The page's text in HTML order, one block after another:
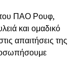
του ΠΑΟ Ρουφ,
και ομαδικό
απαιτήσεις της